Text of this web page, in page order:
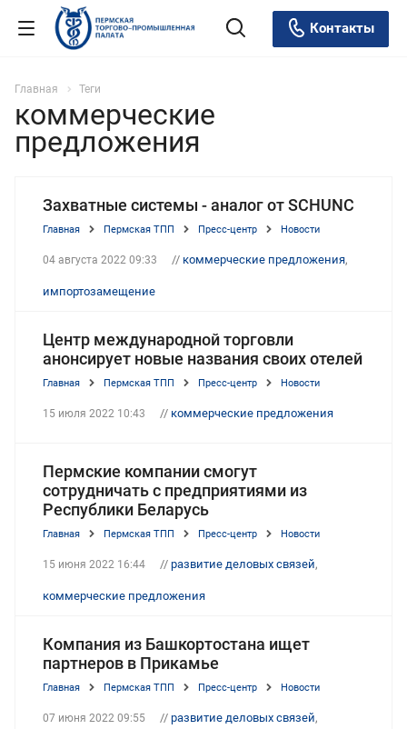
Контакты
Главная Теги
коммерческие
предложения
Захватные системы - аналог от SCHUNC
Главная Пермская ТПП Пресс-центр Новости
04 августа 2022 09:33 // коммерческие предложения,
импортозамещение
Центр международной торговли
анонсирует новые названия своих отелей
Главная Пермская ТПП Пресс-центр Новости
15 июля 2022 10:43 // коммерческие предложения
Пермские компании смогут
сотрудничать с предприятиями из
Республики Беларусь
Главная Пермская ТПП Пресс-центр Новости
15 июня 2022 16:44 // развитие деловых связей,
коммерческие предложения
Компания из Башкортостана ищет
партнеров в Прикамье
Главная Пермская ТПП Пресс-центр Новости
07 июня 2022 09:55 // развитие деловых связей,